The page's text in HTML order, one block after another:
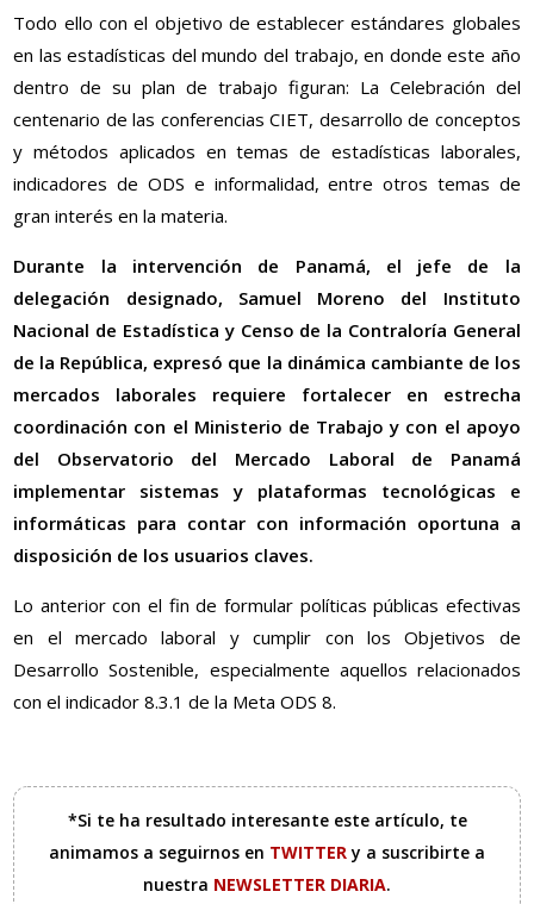
Todo ello con el objetivo de establecer estándares globales
en las estadísticas del mundo del trabajo, en donde este año
dentro de su plan de trabajo figuran: La Celebración del
centenario de las conferencias CIET, desarrollo de conceptos
y métodos aplicados en temas de estadísticas laborales,
indicadores de ODS e informalidad, entre otros temas de
gran interés en la materia.
Durante la intervención de Panamá, el jefe de la
delegación designado, Samuel Moreno del Instituto
Nacional de Estadística y Censo de la Contraloría General
de la República, expresó que la dinámica cambiante de los
mercados laborales requiere fortalecer en estrecha
coordinación con el Ministerio de Trabajo y con el apoyo
del Observatorio del Mercado Laboral de Panamá
implementar sistemas y plataformas tecnológicas e
informáticas para contar con información oportuna a
disposición de los usuarios claves.
Lo anterior con el fin de formular políticas públicas efectivas
en el mercado laboral y cumplir con los Objetivos de
Desarrollo Sostenible, especialmente aquellos relacionados
con el indicador 8.3.1 de la Meta ODS 8.
*Si te ha resultado interesante este artículo, te
animamos a seguirnos en TWITTERy a suscribirte a
nuestra NEWSLETTER DIARIA.